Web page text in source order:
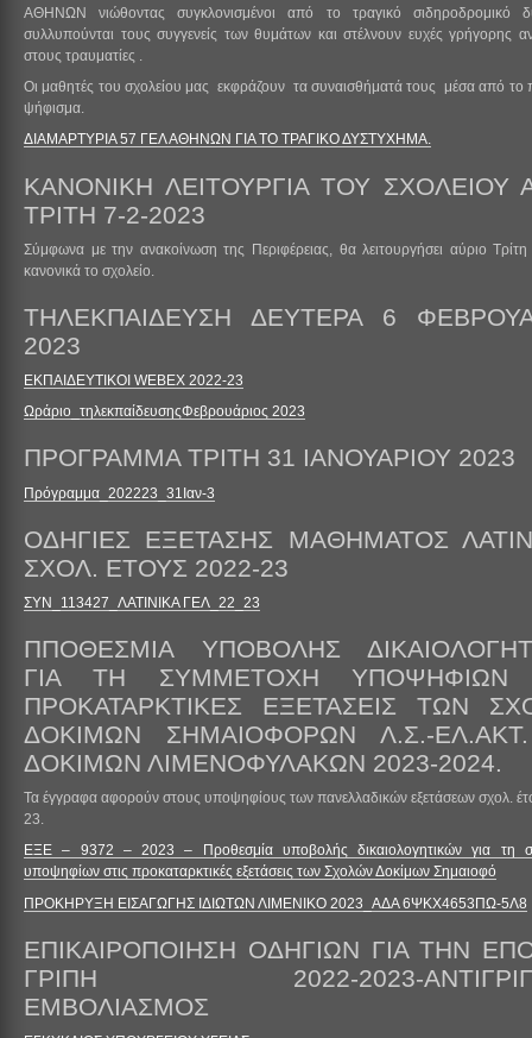
ΑΘΗΝΩΝ νιώθοντας συγκλονισμένοι από το τραγικό σιδηροδρομικό
συλλυπούνται τους συγγενείς των θυμάτων και στέλνουν ευχές γρήγορης
στους τραυματίες .
Οι μαθητές του σχολείου μας εκφράζουν τα συναισθήματά τους μέσα από το
ψήφισμα.
ΔΙΑΜΑΡΤΥΡΙΑ 57 ΓΕΛ ΑΘΗΝΩΝ ΓΙΑ ΤΟ ΤΡΑΓΙΚΟ ΔΥΣΤΥΧΗΜΑ.
ΚΑΝΟΝΙΚΗ ΛΕΙΤΟΥΡΓΙΑ ΤΟΥ ΣΧΟΛΕΙΟΥ
ΤΡΙΤΗ 7-2-2023
Σύμφωνα με την ανακοίνωση της Περιφέρειας, θα λειτουργήσει αύριο
κανονικά το σχολείο.
ΤΗΛΕΚΠΑΙΔΕΥΣΗ ΔΕΥΤΕΡΑ 6
2023
ΕΚΠΑΙΔΕΥΤΙΚΟΙ WEBEX 2022-23
Ωράριο_τηλεκπαίδευσηςΦεβρουάριος 2023
ΠΡΟΓΡΑΜΜΑ ΤΡΙΤΗ 31 ΙΑΝΟΥΑΡΙΟΥ 2023
Πρόγραμμα_202223_31Ιαν-3
ΟΔΗΓΙΕΣ ΕΞΕΤΑΣΗΣ ΜΑΘΗΜΑΤΟΣ
ΣΧΟΛ. ΕΤΟΥΣ 2022-23
ΣΥΝ_113427_ΛΑΤΙΝΙΚΑ ΓΕΛ_22_23
ΠΠΟΘΕΣΜΙΑ ΥΠΟΒΟΛΗΣ
ΓΙΑ ΤΗ ΣΥΜΜΕΤΟΧΗ ΥΠΟΨΗΦΙΩΝ
ΠΡΟΚΑΤΑΡΚΤΙΚΕΣ ΕΞΕΤΑΣΕΙΣ ΤΩΝ
ΔΟΚΙΜΩΝ ΣΗΜΑΙΟΦΟΡΩΝ Λ.Σ.-
ΔΟΚΙΜΩΝ ΛΙΜΕΝΟΦΥΛΑΚΩΝ 2023-2024.
Τα έγγραφα αφορούν στους υποψηφίους των πανελλαδικών εξετάσεων σχολ.
23.
ΕΞΕ – 9372 – 2023 – Προθεσμία υποβολής δικαιολογητικών για τη
υποψηφίων στις προκαταρκτικές εξετάσεις των Σχολών Δοκίμων Σημαιοφό
ΠΡΟΚΗΡΥΞΗ ΕΙΣΑΓΩΓΗΣ ΙΔΙΩΤΩΝ ΛΙΜΕΝΙΚΟ 2023_ΑΔΑ 6ΨΚΧ4653ΠΩ-5Λ8
ΕΠΙΚΑΙΡΟΠΟΙΗΣΗ ΟΔΗΓΙΩΝ ΓΙΑ ΤΗΝ
ΓΡΙΠΗ 2022-2023-
ΕΜΒΟΛΙΑΣΜΟΣ